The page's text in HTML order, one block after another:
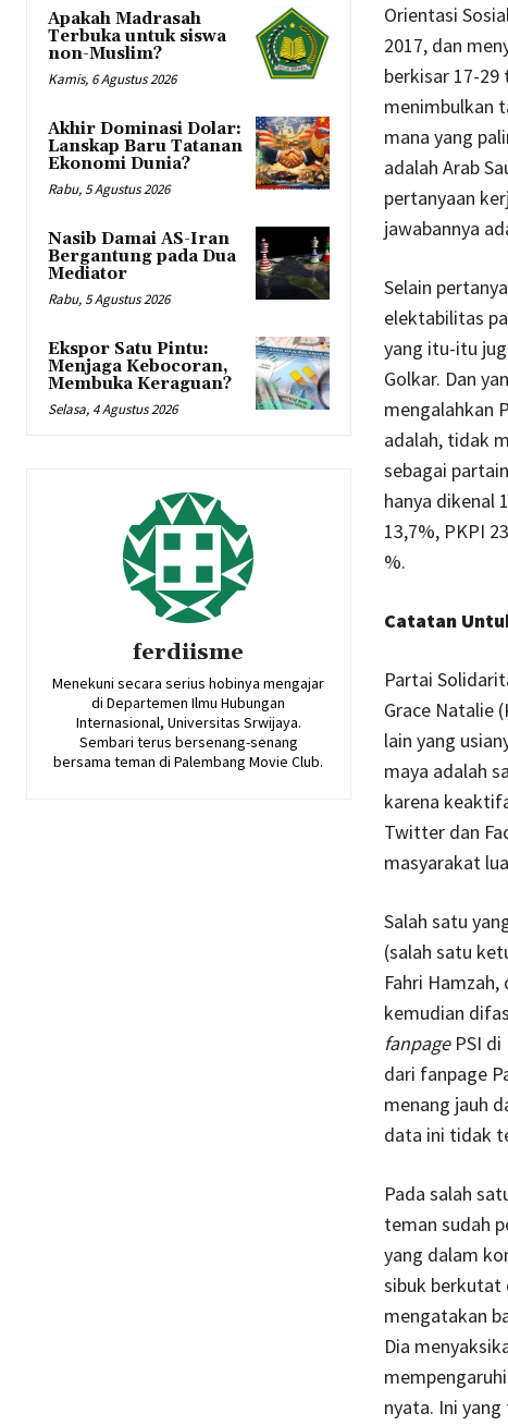
Apakah Madrasah
Terbuka untuk siswa
non-Muslim?
Kamis, 6 Agustus 2026
Akhir Dominasi Dolar:
Lanskap Baru Tatanan
Ekonomi Dunia?
Rabu, 5 Agustus 2026
Nasib Damai AS-Iran
Bergantung pada Dua
Mediator
Rabu, 5 Agustus 2026
Ekspor Satu Pintu:
Menjaga Kebocoran,
Membuka Keraguan?
Selasa, 4 Agustus 2026
ferdiisme
Menekuni secara serius hobinya mengajar
di Departemen Ilmu Hubungan
Internasional, Universitas Srwijaya.
Sembari terus bersenang-senang
bersama teman di Palembang Movie Club.
Orientasi
2017, dan
berkisar 17-29
menimbulkan
mana yang
adalah Arab
pertanyaan
jawabannya
Selain
elektabilitas
yang itu-itu
Golkar. Dan
mengalahkan
adalah, tidak
sebagai
hanya dikenal
13,7%, PKPI
%.
Catatan
Partai
Grace Natalie
lain yang
maya adalah
karena
Twitter dan
masyarakat
Salah satu
(salah satu
Fahri
kemudian
fanpage PSI di
dari fanpage
menang jauh
data ini tidak
Pada salah
teman sudah
yang dalam
sibuk berkutat
mengatakan
Dia
nyata. Ini